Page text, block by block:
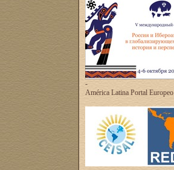
-
América Latina Portal Europeo